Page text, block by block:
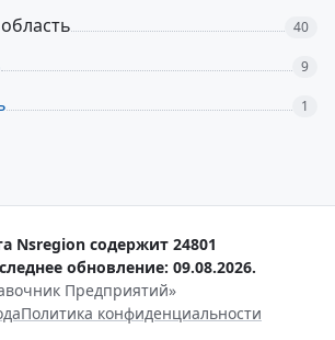
40
9
1
Nsregion содержит 24801
обновление: 09.08.2026.
Предприятий»
Политика конфиденциальности